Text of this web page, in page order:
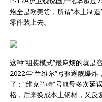
炮全是欧美货，所谓“本土制
零件装上去。
这种“组装模式”最麻烦的就是
2022年“兰维尔”号驱逐舰爆
了；“维克兰特”号航母多次延
格，后来换成本土钢材，又反